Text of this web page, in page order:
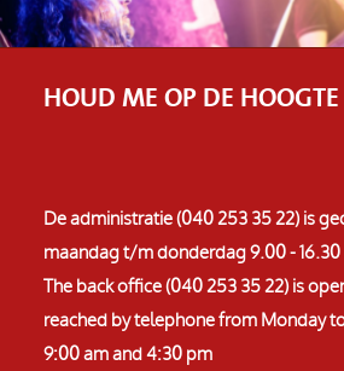
HOUD ME OP DE HOOGTE
De administratie (040 253 35 22) is
maandag t/m donderdag 9.00 - 16.30
The back office (040 253 35 22) is
reached by telephone from Monday
9:00 am and 4:30 pm